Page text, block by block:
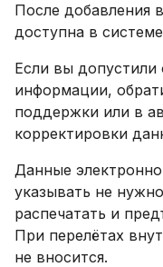
После добавления
доступна в
Если вы
информации,
поддержки или в
корректировки
Данные
указывать не
распечатать и
При перелётах
не вносится.